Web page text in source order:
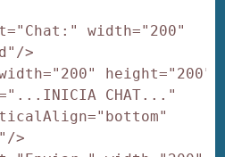
width="200"
>
height="200"
CHAT..."
>